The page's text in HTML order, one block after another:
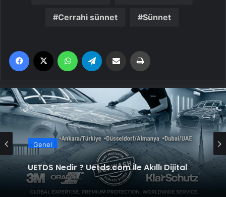
Cerrahi sünnet Sünnet
Facebook WhatsApp Email'den paylaş
Genel
UETDS Nedir ? Uetds.com İle Akıllı Dijital
Taşımacılık Yazılımı